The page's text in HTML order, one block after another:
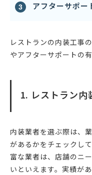
アフターサポー
レストランの内装工事
やアフターサポートの
1. レストラン内
内装業者を選ぶ際は、
があるかをチェックし
富な業者は、店舗のニ
いといえます。実績が